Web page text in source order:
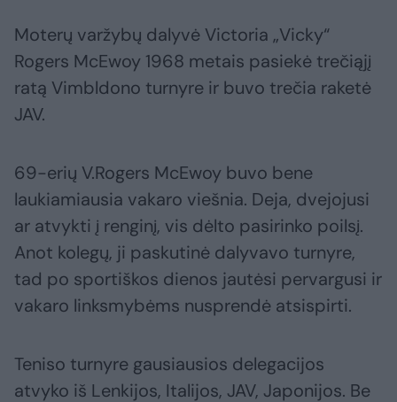
Moterų varžybų dalyvė Victoria „Vicky“
Rogers McEwoy 1968 metais pasiekė trečiąjį
ratą Vimbldono turnyre ir buvo trečia raketė
JAV.
69-erių V.Rogers McEwoy buvo bene
laukiamiausia vakaro viešnia. Deja, dvejojusi
ar atvykti į renginį, vis dėlto pasirinko poilsį.
Anot kolegų, ji paskutinė dalyvavo turnyre,
tad po sportiškos dienos jautėsi pervargusi ir
vakaro linksmybėms nusprendė atsispirti.
Teniso turnyre gausiausios delegacijos
atvyko iš Lenkijos, Italijos, JAV, Japonijos. Be